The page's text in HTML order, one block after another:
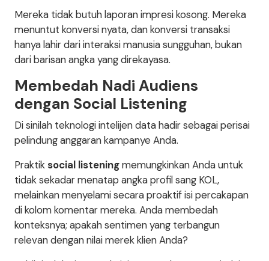
Mereka tidak butuh laporan impresi kosong. Mereka
menuntut konversi nyata, dan konversi transaksi
hanya lahir dari interaksi manusia sungguhan, bukan
dari barisan angka yang direkayasa.
Membedah Nadi Audiens
dengan Social Listening
Di sinilah teknologi intelijen data hadir sebagai perisai
pelindung anggaran kampanye Anda.
Praktiksocial listeningmemungkinkan Anda untuk
tidak sekadar menatap angka profil sang KOL,
melainkan menyelami secara proaktif isi percakapan
di kolom komentar mereka. Anda membedah
konteksnya; apakah sentimen yang terbangun
relevan dengan nilai merek klien Anda?